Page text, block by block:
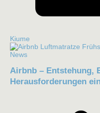
Kiume
News
Airbnb – Entstehung,
Herausforderungen